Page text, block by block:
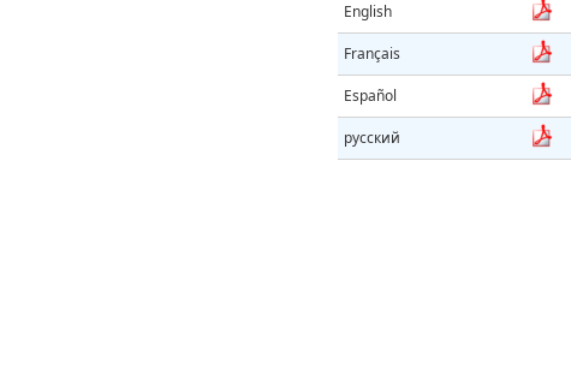
English
Français
Español
русский